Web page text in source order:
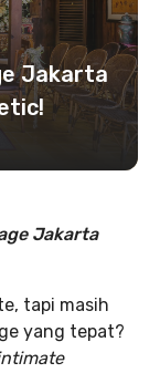
Jakarta
Jakarta
tapi masih
yang tepat?